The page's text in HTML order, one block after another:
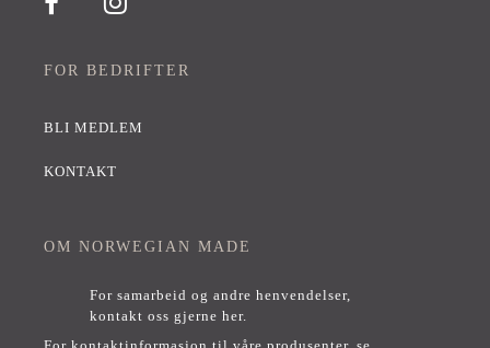
FOR BEDRIFTER
BLI MEDLEM
KONTAKT
OM NORWEGIAN MADE
For samarbeid og andre henvendelser,
kontakt oss gjerne her.